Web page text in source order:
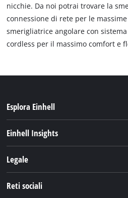
nicchie. Da noi potrai trovare la
connessione di rete per le
smerigliatrice angolare con
cordless per il massimo comfort e
Esplora Einhell
Chi siamo
Einhell Insights
Einhell prodotti
Legale
Reti sociali